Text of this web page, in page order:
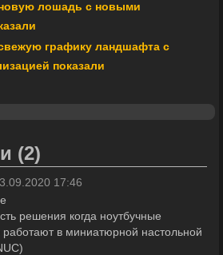
лошадь с новыми
графику ландшафта с
показали
(2)
17:46
решения когда ноутбучные
работают в миниатюрной настольной